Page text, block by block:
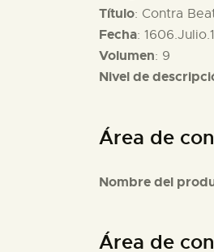
Título: Contra
Fecha:
Volumen: 9
Nivel de
Área de
Nombre del
Área de